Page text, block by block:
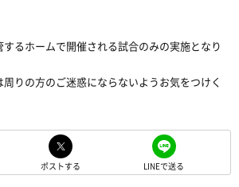
るホームで開催される試合のみの実施となり
りの方のご迷惑にならないようお気をつけく
ポストする LINEで送る